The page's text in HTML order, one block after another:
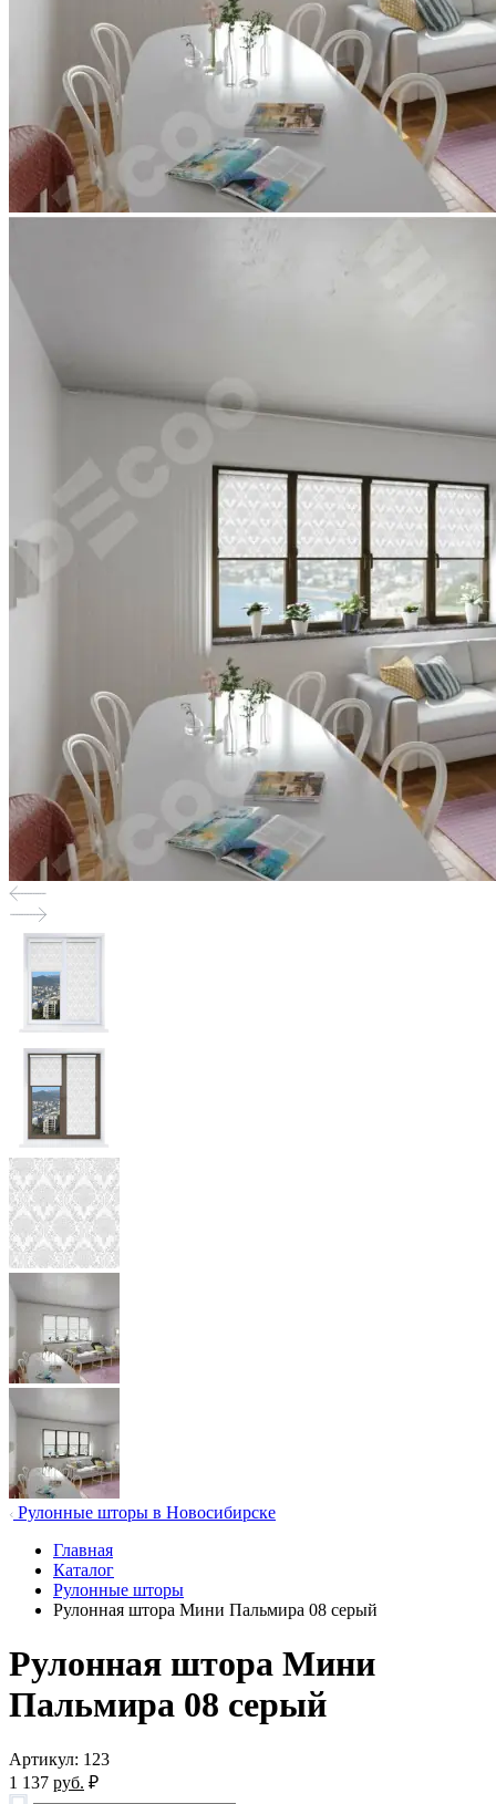
Рулонные шторы в Новосибирске
Главная
Каталог
Рулонные шторы
Рулонная штора Мини Пальмира 08 серый
Рулонная штора Мини
Пальмира 08 серый
Артикул: 123
1 137 руб. ₽